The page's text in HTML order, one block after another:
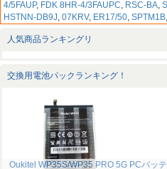
4/5FAUP, FDK 8HR-4/3FAUPC, RSC-BA,
HSTNN-DB9J, 07KRV, ER17/50, SPTM1B,
人気商品ランキングリ
交換用電池パックランキング！
Oukitel WP35S/WP35 PRO 5G PCバッ